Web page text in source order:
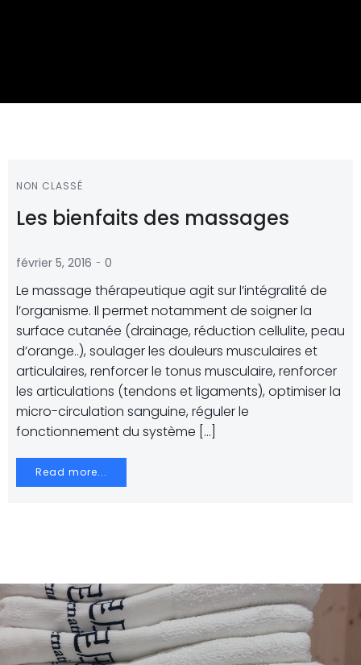
NON CLASSÉ
Les bienfaits des massages
février 5, 2016 - 0
Le massage thérapeutique agit sur l’intégralité de
l’organisme. Il permet notamment de soigner la
surface cutanée (drainage, réduction cellulite, peau
d’orange..), soulager les douleurs musculaires et
articulaires, renforcer le tonus musculaire, renforcer
les articulations (tendons et ligaments), optimiser la
micro-circulation sanguine, réguler le
fonctionnement du système […]
Read more...